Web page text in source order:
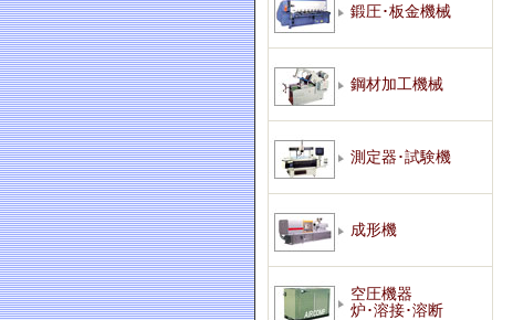
鍛圧･板金機械
鋼材加工機械
測定器･試験機
成形機
空圧機器
炉･溶接･溶断